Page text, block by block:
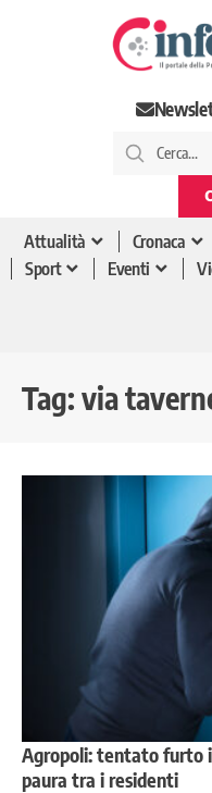
Attualità Cronaca
Sport
Eventi
Tag: via
Agropoli: tentato furto
paura tra i residenti